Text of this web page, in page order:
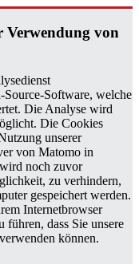
Ver­wen­dung von
Source-Software, welche
Die Analyse wird
Die Cookies
unserer
von Matomo in
noch zuvor
zu verhindern,
gespeichert werden.
Internetbrowser
führen, dass Sie unsere
können.